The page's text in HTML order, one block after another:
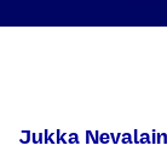
Jukka